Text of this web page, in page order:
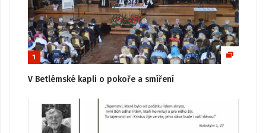
1
V Betlémské kapli o pokoře a smíření